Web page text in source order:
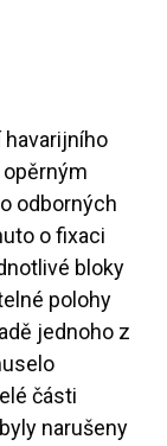
odborných
o fixaci
bloky
polohy
jednoho z
části
narušeny